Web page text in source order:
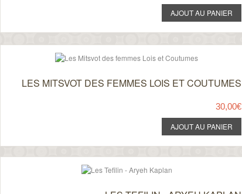
LES MITSVOT DES FEMMES LOIS ET COUTUMES
30,00€